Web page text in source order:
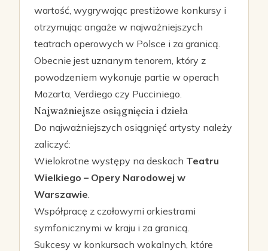
wartość, wygrywając prestiżowe konkursy i
otrzymując angaże w najważniejszych
teatrach operowych w Polsce i za granicą.
Obecnie jest uznanym tenorem, który z
powodzeniem wykonuje partie w operach
Mozarta, Verdiego czy Pucciniego.
Najważniejsze osiągnięcia i dzieła
Do najważniejszych osiągnięć artysty należy
zaliczyć:
Wielokrotne występy na deskach Teatru
Wielkiego – Opery Narodowej w
Warszawie.
Współpracę z czołowymi orkiestrami
symfonicznymi w kraju i za granicą.
Sukcesy w konkursach wokalnych, które